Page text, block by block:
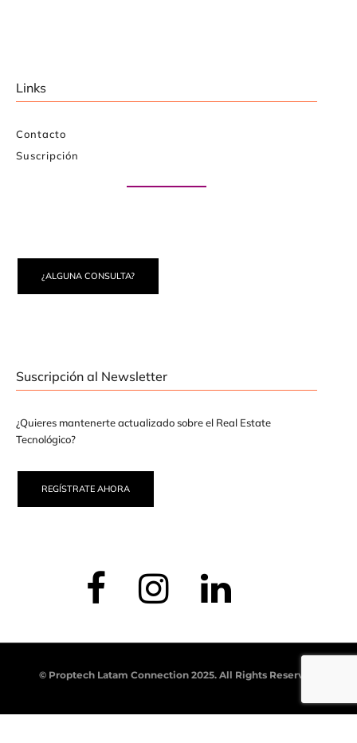
Links
Contacto
Suscripción
¿ALGUNA CONSULTA?
Suscripción al Newsletter
¿Quieres mantenerte actualizado sobre el Real Estate
Tecnológico?
REGÍSTRATE AHORA
© Proptech Latam Connection 2025. All Rights Reserved.